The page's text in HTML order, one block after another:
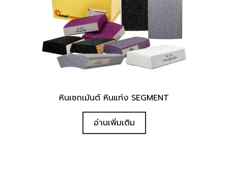
หินเซกเม้นต์ หินแท่ง SEGMENT
อ่านเพิ่มเติม